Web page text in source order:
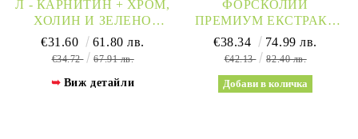
Л - КАРНИТИН + ХРОМ,
ХОЛИН И ЗЕЛЕНО
КАФЕ Х 120 КАПСУЛИ
VEGAVERO
€31.60 61.80 лв.
€34.72 67.91 лв.
Виж детайли
ФОРСКОЛИЙ
ПРЕМИУМ ЕКСТРАКТ
250 МГ Х 60 КАПСУЛИ
NATURE’S WAY |
€38.34 74.99 лв.
€42.13 82.40 лв.